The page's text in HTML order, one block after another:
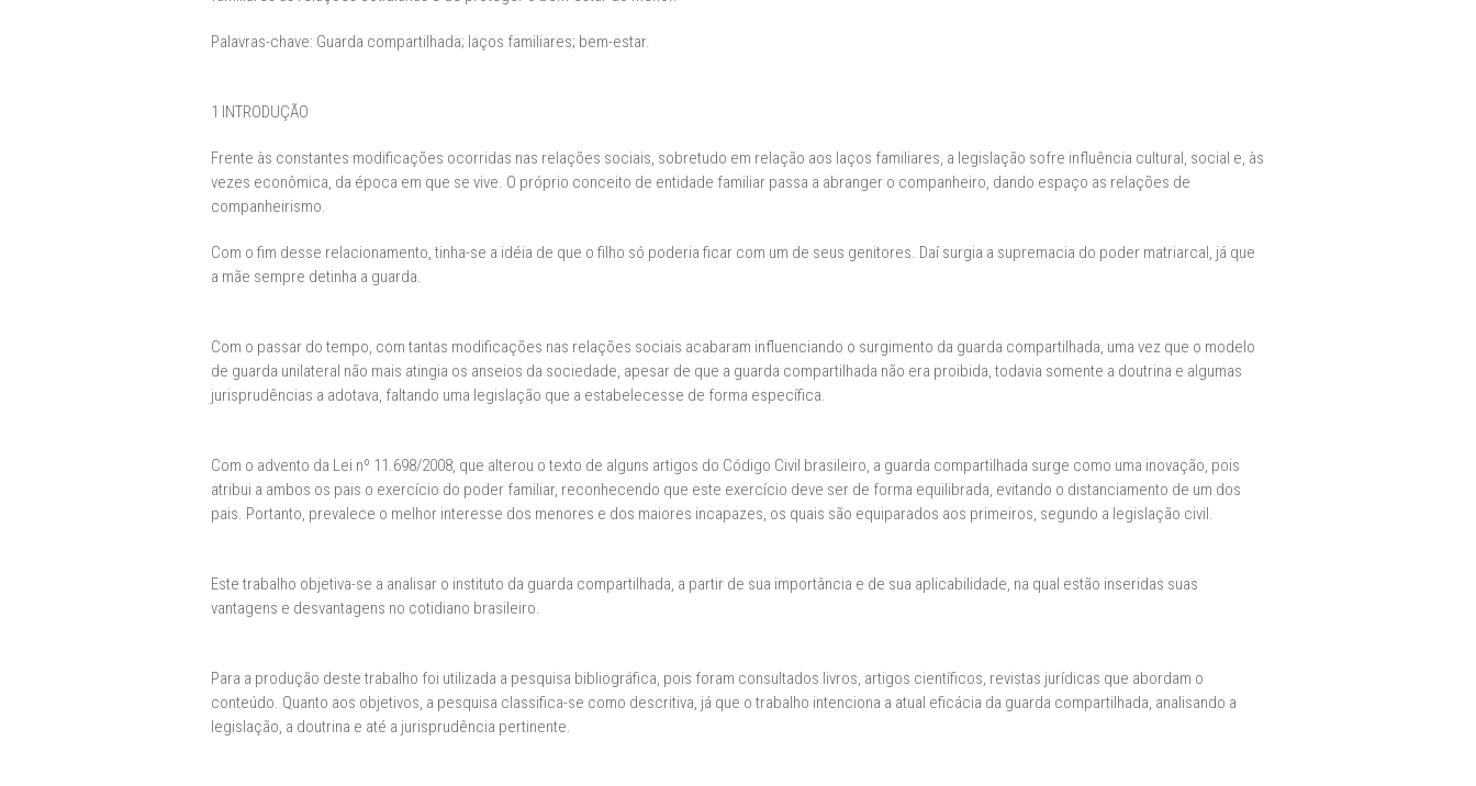
Palavras-chave: Guarda compartilhada; laços familiares; bem-estar.
1 INTRODUÇÃO
Frente às constantes modificações ocorridas nas relações sociais, sobretudo em relação aos laços familiares, a legislação sofre influência cultural, social e, às
vezes econômica, da época em que se vive. O próprio conceito de entidade familiar passa a abranger o companheiro, dando espaço as relações de
companheirismo.
Com o fim desse relacionamento, tinha-se a idéia de que o filho só poderia ficar com um de seus genitores. Daí surgia a supremacia do poder matriarcal, já que
a mãe sempre detinha a guarda.
Com o passar do tempo, com tantas modificações nas relações sociais acabaram influenciando o surgimento da guarda compartilhada, uma vez que o modelo
de guarda unilateral não mais atingia os anseios da sociedade, apesar de que a guarda compartilhada não era proibida, todavia somente a doutrina e algumas
jurisprudências a adotava, faltando uma legislação que a estabelecesse de forma específica.
Com o advento da Lei nº 11.698/2008, que alterou o texto de alguns artigos do Código Civil brasileiro, a guarda compartilhada surge como uma inovação, pois
atribui a ambos os pais o exercício do poder familiar, reconhecendo que este exercício deve ser de forma equilibrada, evitando o distanciamento de um dos
pais. Portanto, prevalece o melhor interesse dos menores e dos maiores incapazes, os quais são equiparados aos primeiros, segundo a legislação civil.
Este trabalho objetiva-se a analisar o instituto da guarda compartilhada, a partir de sua importância e de sua aplicabilidade, na qual estão inseridas suas
vantagens e desvantagens no cotidiano brasileiro.
Para a produção deste trabalho foi utilizada a pesquisa bibliográfica, pois foram consultados livros, artigos científicos, revistas jurídicas que abordam o
conteúdo. Quanto aos objetivos, a pesquisa classifica-se como descritiva, já que o trabalho intenciona a atual eficácia da guarda compartilhada, analisando a
legislação, a doutrina e até a jurisprudência pertinente.